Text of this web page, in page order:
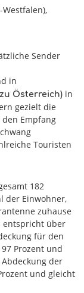
Sender
in
Österreich) in
gezielt die
Empfang
Touristen
182
der Einwohner,
zuhause
entspricht über
für den
Prozent und
der
und gleicht